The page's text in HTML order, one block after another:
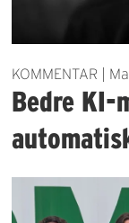
KOMMENTAR |
Bedre KI-